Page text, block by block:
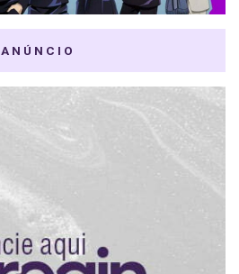
ANÚNCIO